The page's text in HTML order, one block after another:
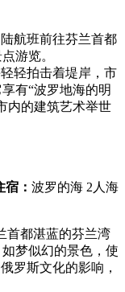
航班前往芬兰首都
游览。
轻拍击着堤岸，市
有“波罗地海的明
内的建筑艺术举世
宿： 波罗的海 2人海
首都湛蓝的芬兰湾
梦似幻的景色，使
罗斯文化的影响，